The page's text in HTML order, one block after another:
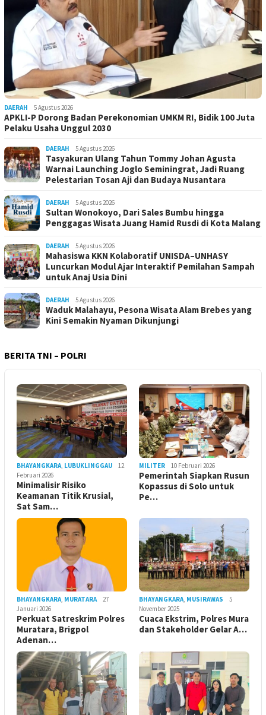
DAERAH 5 Agustus 2026
APKLI-P Dorong Badan Perekonomian UMKM RI, Bidik 100 Juta
Pelaku Usaha Unggul 2030
DAERAH 5 Agustus 2026
Tasyakuran Ulang Tahun Tommy Johan Agusta
Warnai Launching Joglo Seminingrat, Jadi Ruang
Pelestarian Tosan Aji dan Budaya Nusantara
DAERAH 5 Agustus 2026
Sultan Wonokoyo, Dari Sales Bumbu hingga
Penggagas Wisata Juang Hamid Rusdi di Kota Malang
DAERAH 5 Agustus 2026
Mahasiswa KKN Kolaboratif UNISDA–UNHASY
Luncurkan Modul Ajar Interaktif Pemilahan Sampah
untuk Anaj Usia Dini
DAERAH 5 Agustus 2026
Waduk Malahayu, Pesona Wisata Alam Brebes yang
Kini Semakin Nyaman Dikunjungi
BERITA TNI – POLRI
BHAYANGKARA, LUBUKLINGGAU
12
Februari 2026
Minimalisir Risiko
Keamanan Titik Krusial,
Sat Sam…
MILITER 10 Februari 2026
Pemerintah Siapkan Rusun
Kopassus di Solo untuk
Pe…
BHAYANGKARA, MURATARA
27
Januari 2026
Perkuat Satreskrim Polres
Muratara, Brigpol
Adenan…
BHAYANGKARA, MUSIRAWAS
5
November 2025
Cuaca Ekstrim, Polres Mura
dan Stakeholder Gelar A…